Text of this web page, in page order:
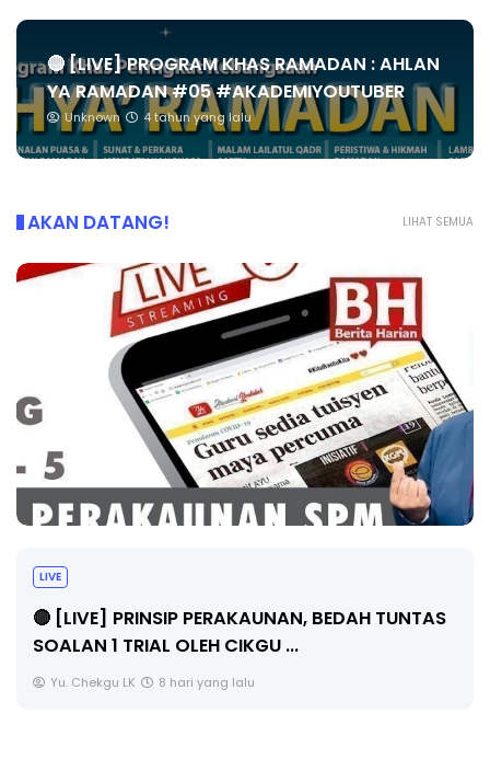
🔴 [LIVE] PROGRAM KHAS RAMADAN : AHLAN
YA RAMADAN #05 #AKADEMIYOUTUBER
Unknown 4 tahun yang lalu
LIHAT SEMUA
AKAN DATANG!
TUNTAS
PENGARAH PENDIDIKAN MALAYSIA
Unknown 10 hari yang lalu